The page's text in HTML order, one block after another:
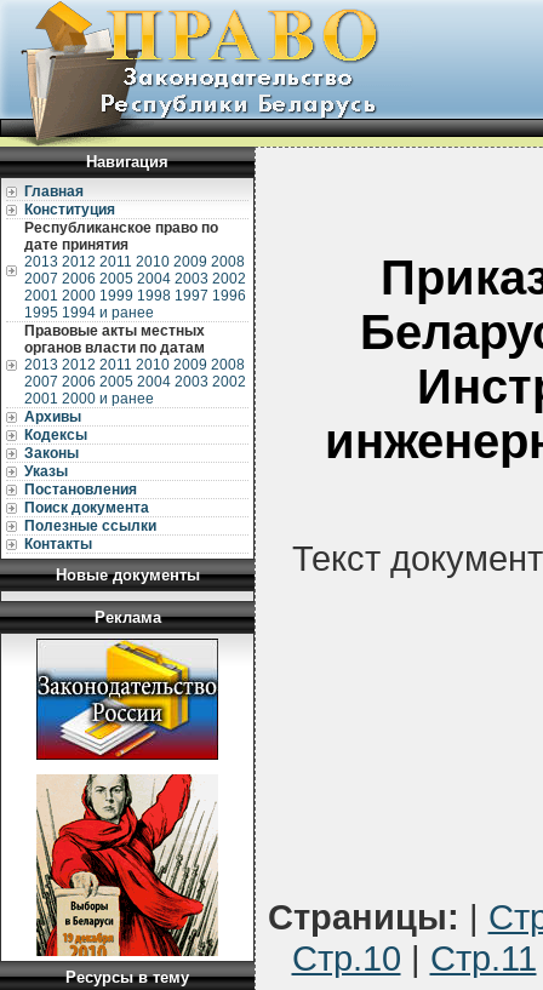
Навигация
Главная
Конституция
Республиканское право по
дате принятия
2013 2012 2011 2010 2009 2008
2007 2006 2005 2004 2003 2002
2001 2000 1999 1998 1997 1996
1995 1994 и ранее
Правовые акты местных
органов власти по датам
2013 2012 2011 2010 2009 2008
2007 2006 2005 2004 2003 2002
2001 2000 и ранее
Архивы
Кодексы
Законы
Указы
Постановления
Поиск документа
Полезные ссылки
Контакты
Новые документы
Реклама
Ресурсы в тему
Текст
Страницы: |
Стр.10 | Стр.11